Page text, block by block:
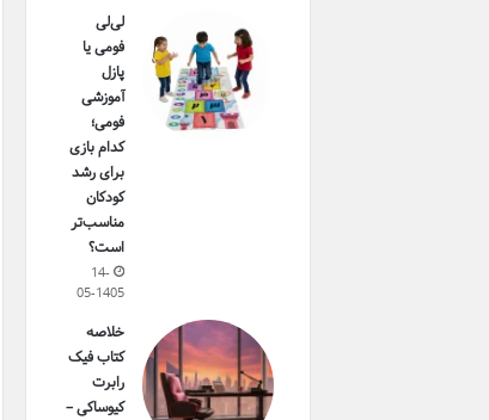
لی‌لی
فومی یا
پازل
آموزشی
فومی؛
کدام بازی
برای رشد
کودکان
مناسب‌تر
است؟
14-
05-1405
خلاصه
کتاب فیک
رابرت
کیوساکی –